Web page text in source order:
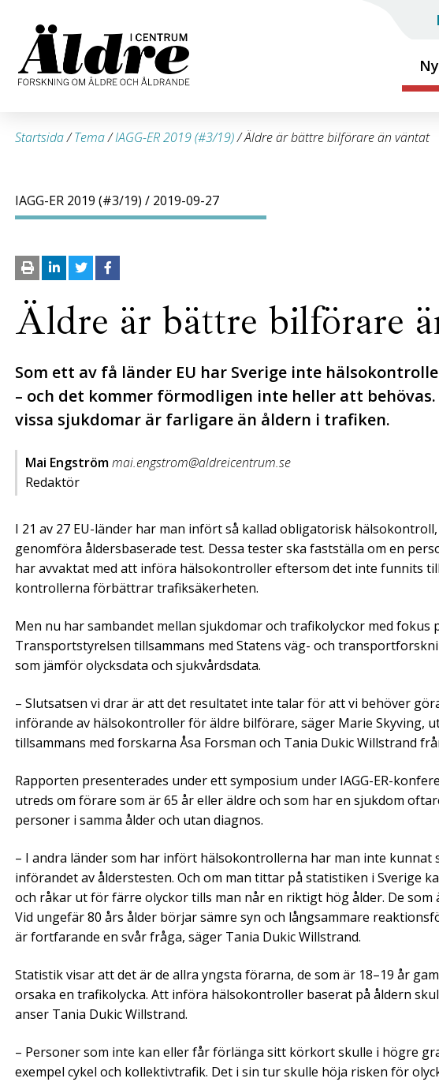
Startsida/Tema/IAGG-ER 2019 (#3/19)/Äldre är bättre bilförare än väntat
IAGG-ER 2019 (#3/19) / 2019-09-27
Äldre är bättre bilförare
Som ett av få länder EU har Sverige inte
– och det kommer förmodligen inte heller att
vissa sjukdomar är farligare än åldern i trafiken.
Mai Engströmmai.engstrom@aldreicentrum.se
Redaktör
I 21 av 27 EU-länder har man infört så kallad obligatorisk
genomföra åldersbaserade test. Dessa tester ska fastställa om en
har avvaktat med att införa hälsokontroller eftersom det inte funnits
kontrollerna förbättrar trafiksäkerheten.
Men nu har sambandet mellan sjukdomar och trafikolyckor med fokus
Transportstyrelsen tillsammans med Statens väg- och
som jämför olycksdata och sjukvårdsdata.
– Slutsatsen vi drar är att det resultatet inte talar för att vi behöver
införande av hälsokontroller för äldre bilförare, säger Marie Skyving,
tillsammans med forskarna Åsa Forsman och Tania Dukic Willstrand
Rapporten presenterades under ett symposium under IAGG-ER-
utreds om förare som är 65 år eller äldre och som har en sjukdom
personer i samma ålder och utan diagnos.
– I andra länder som har infört hälsokontrollerna har man inte kunnat
införandet av ålderstesten. Och om man tittar på statistiken i Sverige
och råkar ut för färre olyckor tills man når en riktigt hög ålder. De
Vid ungefär 80 års ålder börjar sämre syn och långsammare
är fortfarande en svår fråga, säger Tania Dukic Willstrand.
Statistik visar att det är de allra yngsta förarna, de som är 18–19 år
orsaka en trafikolycka. Att införa hälsokontroller baserat på åldern
anser Tania Dukic Willstrand.
– Personer som inte kan eller får förlänga sitt körkort skulle i högre
exempel cykel och kollektivtrafik. Det i sin tur skulle höja risken för